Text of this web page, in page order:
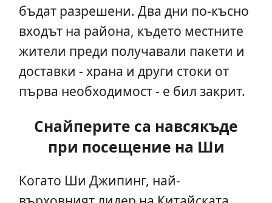
бъдат разрешени. Два дни по-късно
входът на района, където местните
жители преди получавали пакети и
доставки - храна и други стоки от
първа необходимост - е бил закрит.
Снайперите са навсякъде
при посещение на Ши
Когато Ши Джипинг, най-